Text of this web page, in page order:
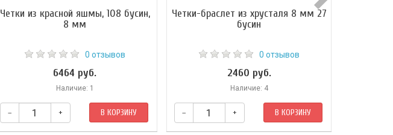
Четки из красной яшмы, 108 бусин,
8 мм
0 отзывов
6464 руб.
Наличие: 1
– + В КОРЗИНУ
Четки-браслет из хрусталя 8 мм 27
бусин
0 отзывов
2460 руб.
Наличие: 4
– + В КОРЗИНУ